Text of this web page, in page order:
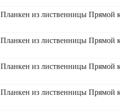
Планкен из лиственницы Прямой
Планкен из лиственницы Прямой
Планкен из лиственницы Прямой
Планкен из лиственницы Прямой